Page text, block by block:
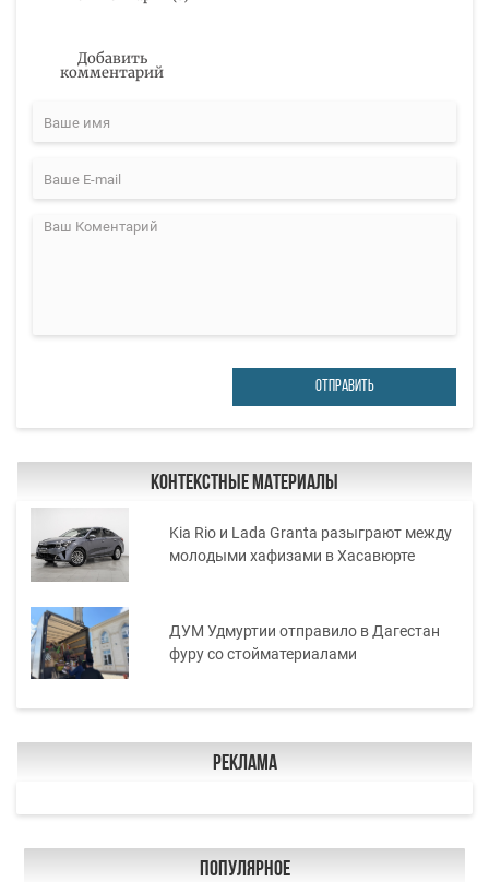
Добавить
комментарий
ОТПРАВИТЬ
Контекстные материалы
Kia Rio и Lada Grantа разыграют между
молодыми хафизами в Хасавюрте
ДУМ Удмуртии отправило в Дагестан
фуру со стойматериалами
Реклама
Популярное